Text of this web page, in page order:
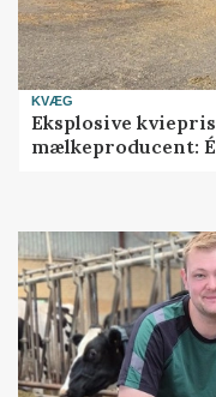
KVÆG
Eksplosive
mælkeproducent: